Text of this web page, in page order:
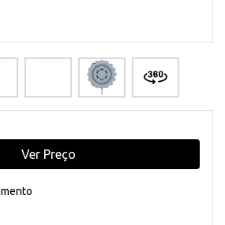
Ver Preço